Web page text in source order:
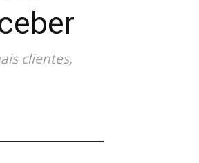
clientes,